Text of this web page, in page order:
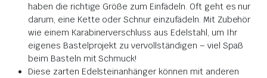
haben die richtige Größe zum Einfädeln. Oft geht es nur
darum, eine Kette oder Schnur einzufädeln. Mit Zubehör
wie einem Karabinerverschluss aus Edelstahl, um Ihr
eigenes Bastelprojekt zu vervollständigen – viel Spaß
beim Basteln mit Schmuck!
Diese zarten Edelsteinanhänger können mit anderen